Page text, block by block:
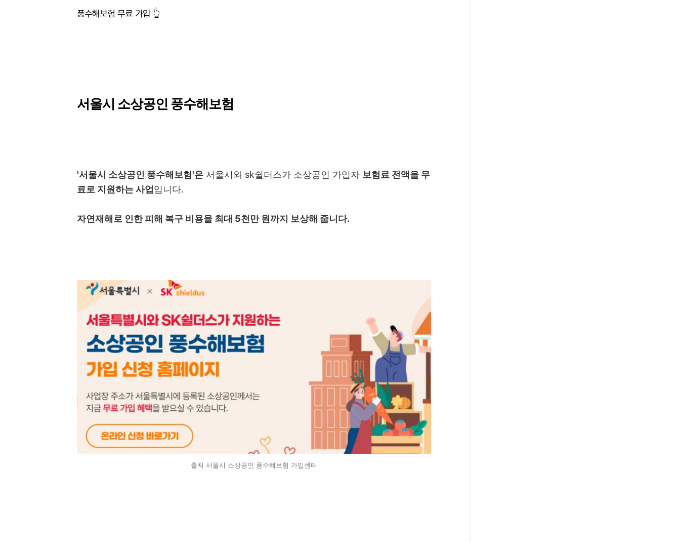
풍수해보험 무료 가입 👆
서울시 소상공인 풍수해보험
'서울시 소상공인 풍수해보험'은 서울시와 sk쉴더스가 소상공인 가입자 보험료 전액을 무
료로 지원하는 사업 입니다.
자연재해로 인한 피해 복구 비용을 최대 5천만 원까지 보상해 줍니다.
출처 서울시 소상공인 풍수해보험 가입센터